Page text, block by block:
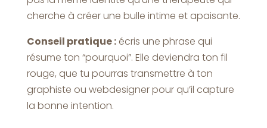
cherche à créer une bulle intime et apaisante.
Conseil pratique :écris une phrase qui
résume ton “pourquoi”. Elle deviendra ton fil
rouge, que tu pourras transmettre à ton
graphiste ou webdesigner pour qu’il capture
la bonne intention.